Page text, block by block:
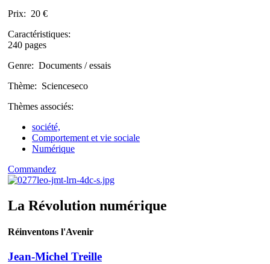
Prix: 20 €
Caractéristiques:
240 pages
Genre: Documents / essais
Thème: Scienceseco
Thèmes associés:
société,
Comportement et vie sociale
Numérique
Commandez
La Révolution numérique
Réinventons l'Avenir
Jean-Michel Treille